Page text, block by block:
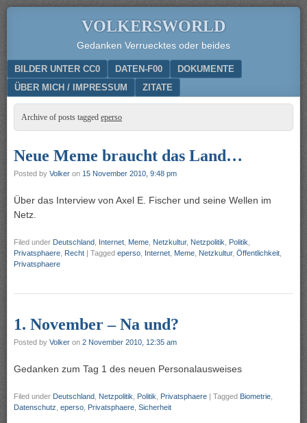
VOLKERSWORLD
Gedanken Verruecktes oder beides
Menu
SKIP TO CONTENT
BILDER UNTER CC0 DATEN-F00
DOKUMENTE
ÜBER MICH / IMPRESSUM
ZITATE
Archive of posts tagged eperso
Neue Meme braucht das Land…
Posted by Volker on 15 November 2010, 9:48 pm
Über das Interview von Axel E. Fischer und seine Wellen im
Netz.
Filed under Deutschland Internet Meme Netzkultur, Netzpolitik Politik
Privatsphaere Recht | Tagged eperso Internet Meme Netzkultur, Öffentlichkeit
Privatsphaere
1. November – Na und?
Posted by Volker on 2 November 2010, 12:35 am
Gedanken zum Tag 1 des neuen Personalausweises
Filed under Deutschland Netzpolitik Politik Privatsphaere | Tagged Biometrie
Datenschutz eperso Privatsphaere Sicherheit